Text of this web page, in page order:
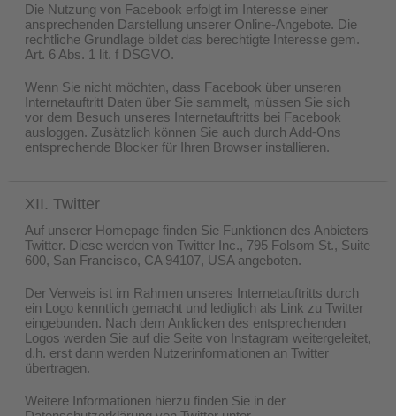
Die Nutzung von Facebook erfolgt im Interesse einer
ansprechenden Darstellung unserer Online-Angebote. Die
rechtliche Grundlage bildet das berechtigte Interesse gem.
Art. 6 Abs. 1 lit. f DSGVO.
Wenn Sie nicht möchten, dass Facebook über unseren
Internetauftritt Daten über Sie sammelt, müssen Sie sich
vor dem Besuch unseres Internetauftritts bei Facebook
ausloggen. Zusätzlich können Sie auch durch Add-Ons
entsprechende Blocker für Ihren Browser installieren.
XII. Twitter
Auf unserer Homepage finden Sie Funktionen des Anbieters
Twitter. Diese werden von Twitter Inc., 795 Folsom St., Suite
600, San Francisco, CA 94107, USA angeboten.
Der Verweis ist im Rahmen unseres Internetauftritts durch
ein Logo kenntlich gemacht und lediglich als Link zu Twitter
eingebunden. Nach dem Anklicken des entsprechenden
Logos werden Sie auf die Seite von Instagram weitergeleitet,
d.h. erst dann werden Nutzerinformationen an Twitter
übertragen.
Weitere Informationen hierzu finden Sie in der